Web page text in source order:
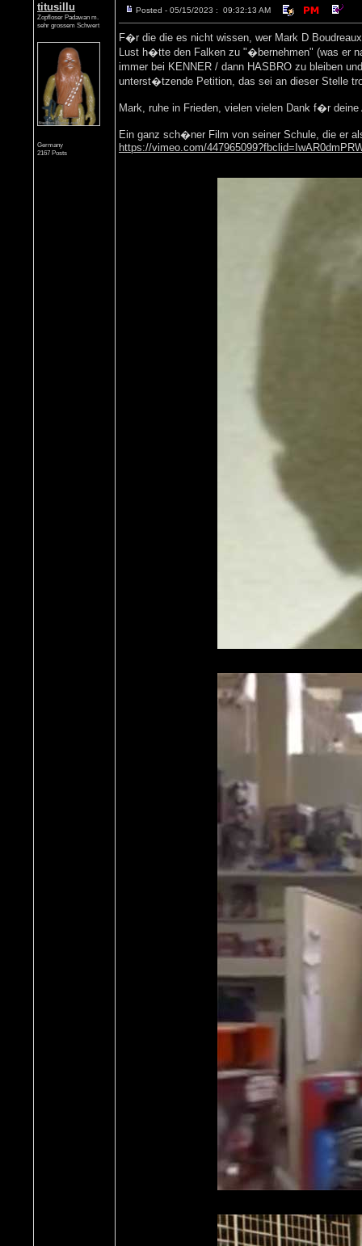
titusillu
Zopfloser Padawan m.
sehr grossem Schwert
Germany
2167 Posts
Posted - 05/15/2023 : 09:32:13 AM
F�r die die es nicht wissen, wer Mark D
Lust h�tte den Falken zu "�bernehmen" (was er
immer bei KENNER / dann HASBRO zu bleiben
unterst�tzende Petition, das sei an dieser Stelle
Mark, ruhe in Frieden, vielen vielen Dank f�r
Ein ganz sch�ner Film von seiner Schule, die er
https://vimeo.com/